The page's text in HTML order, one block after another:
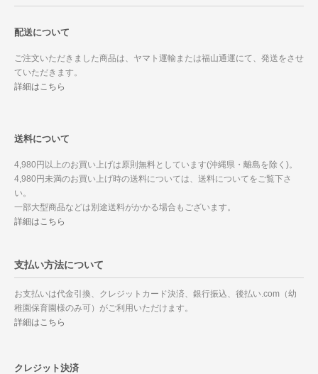
配送について
ご注文いただきました商品は、ヤマト運輸または福山通運にて、発送をさせ
ていただきます。
詳細はこちら
送料について
4,980円以上のお買い上げは原則無料としています(沖縄県・離島を除く)。
4,980円未満のお買い上げ時の送料については、送料についてをご覧下さ
い。
一部大型商品などは別途送料がかかる場合もございます。
詳細はこちら
支払い方法について
お支払いは代金引換、クレジットカード決済、銀行振込、後払い.com（幼
稚園保育園様のみ可）がご利用いただけます。
詳細はこちら
クレジット決済